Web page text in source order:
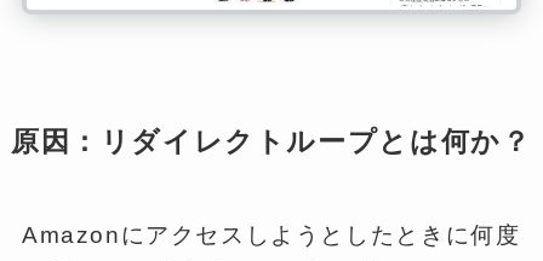
原因：リダイレクトループとは何か？
Amazonにアクセスしようとしたときに何度